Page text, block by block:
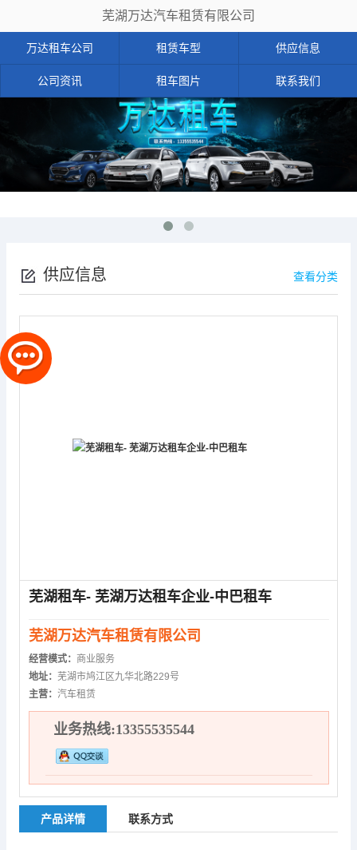
芜湖万达汽车租赁有限公司
万达租车公司 租赁车型 供应信息
公司资讯 租车图片 联系我们
供应信息 查看分类
芜湖租车- 芜湖万达租车企业-中巴租车
芜湖万达汽车租赁有限公司
经营模式： 商业服务
地址： 芜湖市鸠江区九华北路229号
主营： 汽车租赁
业务热线:13355535544
产品详情 联系方式